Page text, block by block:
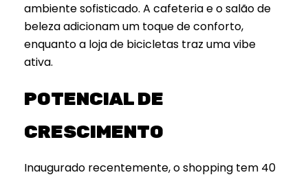
ambiente sofisticado. A cafeteria e o salão de
beleza adicionam um toque de conforto,
enquanto a loja de bicicletas traz uma vibe
ativa.
POTENCIAL DE
CRESCIMENTO
Inaugurado recentemente, o shopping tem 40